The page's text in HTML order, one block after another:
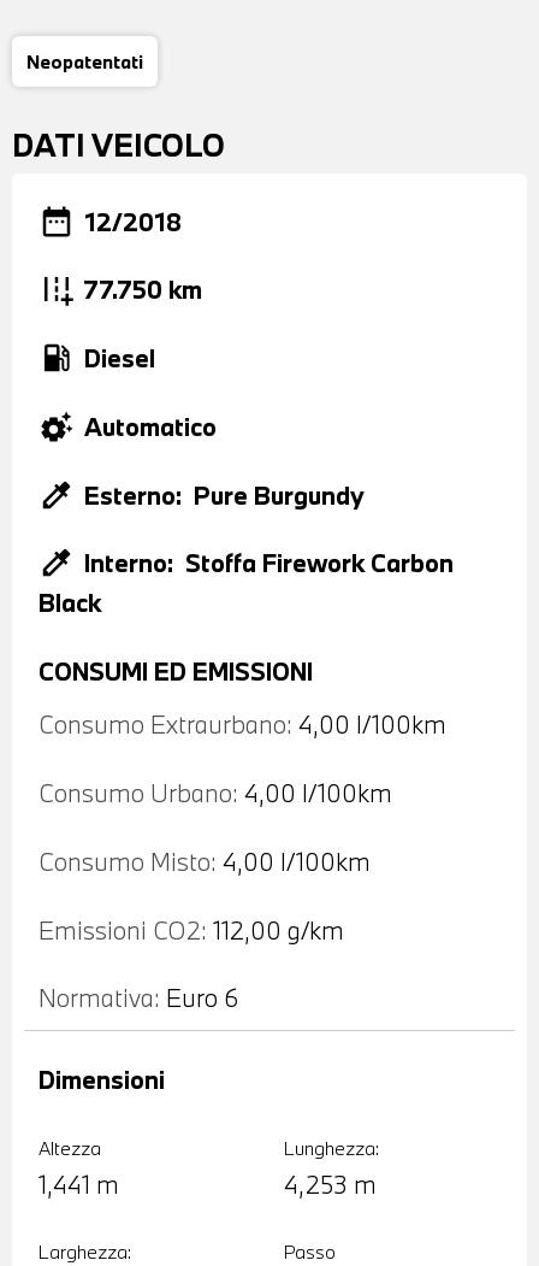
Neopatentati
DATI VEICOLO
date_range 12/2018
add_road 77.750 km
local_gas_station Diesel
settings_suggest Automatico
colorize Esterno: Pure Burgundy
colorize Interno: Stoffa Firework Carbon
Black
CONSUMI ED EMISSIONI
Consumo Extraurbano: 4,00 l/100km
Consumo Urbano: 4,00 l/100km
Consumo Misto: 4,00 l/100km
Emissioni CO2: 112,00 g/km
Normativa: Euro 6
Altezza
1,441 m
Lunghezza:
4,253 m
Dimensioni
Larghezza: Passo